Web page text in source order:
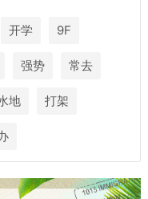
开学 9F
强势 常去
地 打架